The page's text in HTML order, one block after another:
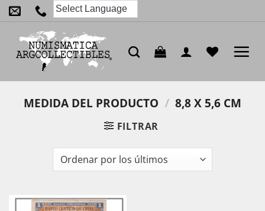
Saltar
al
contenido
MEDIDA DEL PRODUCTO / 8,8 X 5,6 CM
FILTRAR